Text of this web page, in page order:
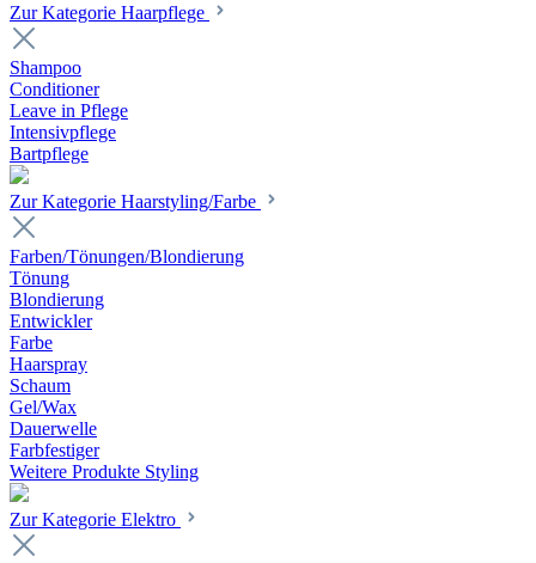
Zur Kategorie Haarpflege
Shampoo
Conditioner
Leave in Pflege
Intensivpflege
Bartpflege
Zur Kategorie Haarstyling/Farbe
Farben/Tönungen/Blondierung
Tönung
Blondierung
Entwickler
Farbe
Haarspray
Schaum
Gel/Wax
Dauerwelle
Farbfestiger
Weitere Produkte Styling
Zur Kategorie Elektro